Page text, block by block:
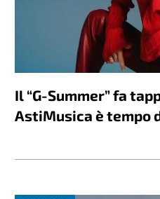
Il “G-Summer” fa
AstiMusica è tempo